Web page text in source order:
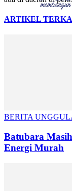
ARTIKEL
BERITA
Batubara
Energi Murah